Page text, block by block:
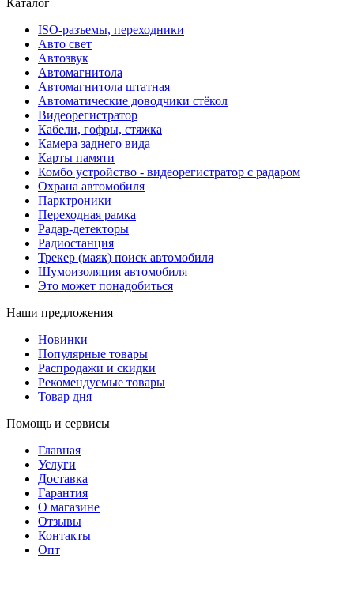
ISO-разъемы, переходники
Авто свет
Автозвук
Автомагнитола
Автомагнитола штатная
Автоматические доводчики стёкол
Видеорегистратор
Кабели, гофры, стяжка
Камера заднего вида
Карты памяти
Комбо устройство - видеорегистратор с радаром
Охрана автомобиля
Парктроники
Переходная рамка
Радар-детекторы
Радиостанция
Трекер (маяк) поиск автомобиля
Шумоизоляция автомобиля
Это может понадобиться
Наши предложения
Новинки
Популярные товары
Распродажи и скидки
Рекомендуемые товары
Товар дня
Помощь и сервисы
Главная
Услуги
Доставка
Гарантия
О магазине
Отзывы
Контакты
Опт